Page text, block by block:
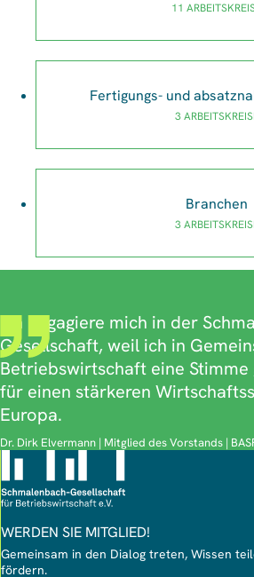
11
Fertigungs- und
3
Branchen
3
Ich engagiere mich in der
Gesellschaft, weil ich in
Betriebswirtschaft eine Stimme
für einen stärkeren
Europa.
Dr. Dirk Elvermann | Mitglied des Vorstands |
WERDEN SIE MITGLIED!
Gemeinsam in den Dialog treten, Wissen
fördern.